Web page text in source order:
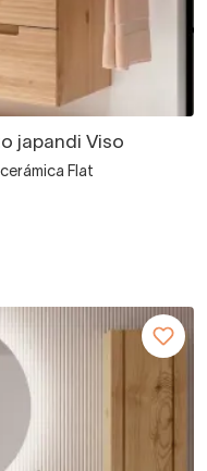
japandi Viso
Flat